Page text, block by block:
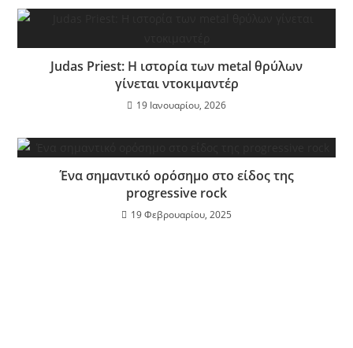
Judas Priest: Η ιστορία των metal θρύλων
γίνεται ντοκιμαντέρ
19 Ιανουαρίου, 2026
Ένα σημαντικό ορόσημο στο είδος της
progressive rock
19 Φεβρουαρίου, 2025